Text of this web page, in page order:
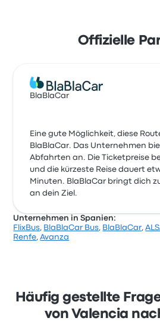
Offizielle
BlaBlaCar
Eine gute Möglichkeit, diese
BlaBlaCar. Das Unternehmen
Abfahrten an. Die Ticketpreise
und die kürzeste Reise dauert
Minuten. BlaBlaCar bringt dich
an dein Ziel.
Unternehmen in Spanien:
FlixBus, BlaBlaCar Bus, BlaBlaCar,
Renfe,Avanza
Häufig gestellte
von Valencia